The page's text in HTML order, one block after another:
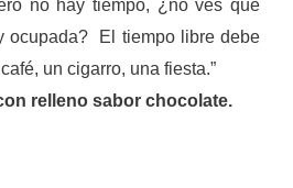
no hay tiempo, ¿no ves que
ocupada? El tiempo libre debe
un cigarro, una fiesta.”
relleno sabor chocolate.